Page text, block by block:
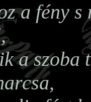
a fény
a szoba